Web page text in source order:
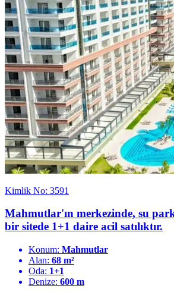
Kimlik No: 3591
Mahmutlar'ın merkezinde, su
bir sitede 1+1 daire acil satılıktır.
Konum: Mahmutlar
Alan: 68 m²
Oda: 1+1
Denize: 600 m